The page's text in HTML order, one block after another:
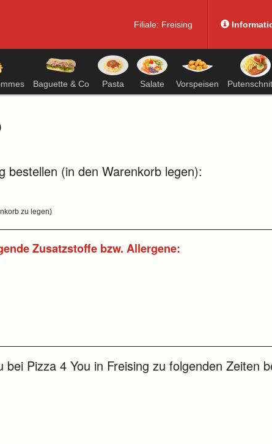
Filiale: Freising
Baguette & Co Pasta Salate Vorspeisen
bestellen (in den Warenkorb legen):
zu legen)
Zusatzstoffe bzw. Allergene:
Pizza 4 You in Freising zu folgenden Zeiten